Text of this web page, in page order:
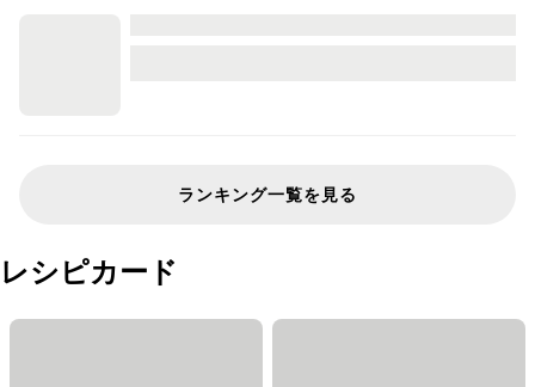
ランキング一覧を見る
レシピカード